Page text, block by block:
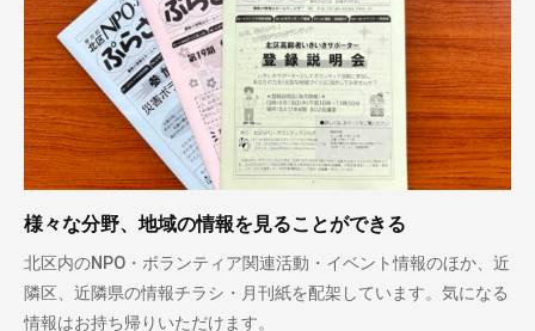
様々な分野、地域の情報を見ることができる
北区内のNPO・ボランティア関連活動・イベント情報のほか、近
隣区、近隣県の情報チラシ・月刊紙を配架しています。気になる
情報はお持ち帰りいただけます。